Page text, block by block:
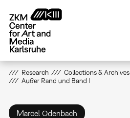
main
content
Research Collections & Archives
Außer Rand und Band I
Marcel Odenbach